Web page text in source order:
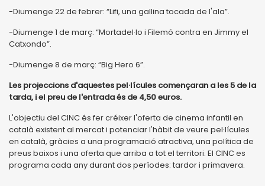
-Diumenge 22 de febrer: “Lifi, una gallina tocada de l'ala”.
-Diumenge 1 de març: “Mortadel·lo i Filemó contra en Jimmy el
Catxondo”.
-Diumenge 8 de març: “Big Hero 6”.
Les projeccions d'aquestes pel·lícules començaran a les 5 de la
tarda, i el preu de l'entrada és de 4,50 euros.
L'objectiu del CINC és fer créixer l'oferta de cinema infantil en
català existent al mercat i potenciar l'hàbit de veure pel·lícules
en català, gràcies a una programació atractiva, una política de
preus baixos i una oferta que arriba a tot el territori. El CINC es
programa cada any durant dos períodes: tardor i primavera.